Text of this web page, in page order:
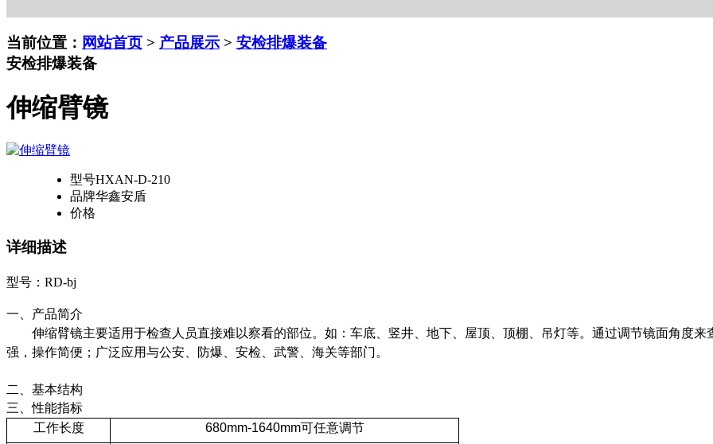
当前位置： 网站首页 > 产品展示 > 安检排爆装备
安检排爆装备
伸缩臂镜
型号HXAN-D-210
品牌华鑫安盾
价格
详细描述
型号：RD-bj
一、产品简介
伸缩臂镜主要适用于检查人员直接难以察看的部位。如：车底、竖井、地下、屋顶、顶棚、吊灯等。通过调节镜面角度
强，操作简便；广泛应用与公安、防爆、安检、武警、海关等部门。
二、基本结构
三、性能指标
工作长度
680mm-1640mm可任意调节